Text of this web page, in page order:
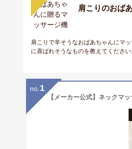
肩こりのおば
肩こりで辛そうなおばあちゃんにマ
に喜ばれそうなものを教えてください
no. 1